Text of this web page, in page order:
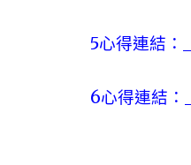
5心得連結：
6心得連結：